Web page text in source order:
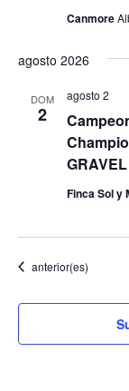
Canmore
agosto 2026
DOM
2
GRAVEL
agosto 2
Finca Sol y
Eventos
anterior(es)